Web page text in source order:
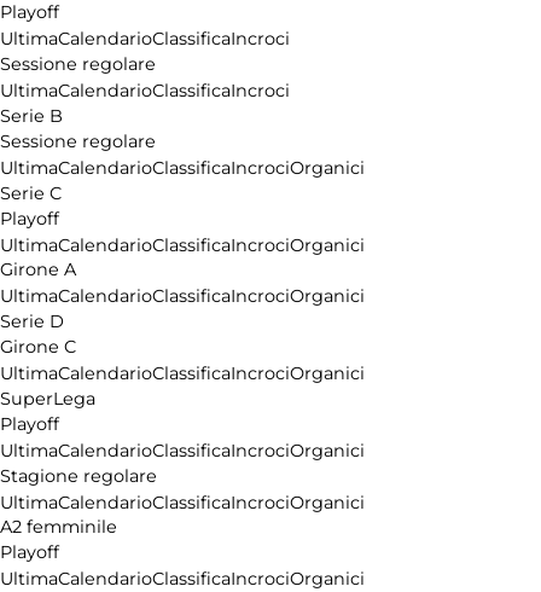
Playoff
UltimaCalendarioClassificaIncroci
Sessione regolare
UltimaCalendarioClassificaIncroci
Serie B
Sessione regolare
UltimaCalendarioClassificaIncrociOrganici
Serie C
Playoff
UltimaCalendarioClassificaIncrociOrganici
Girone A
UltimaCalendarioClassificaIncrociOrganici
Serie D
Girone C
UltimaCalendarioClassificaIncrociOrganici
SuperLega
Playoff
UltimaCalendarioClassificaIncrociOrganici
Stagione regolare
UltimaCalendarioClassificaIncrociOrganici
A2 femminile
Playoff
UltimaCalendarioClassificaIncrociOrganici